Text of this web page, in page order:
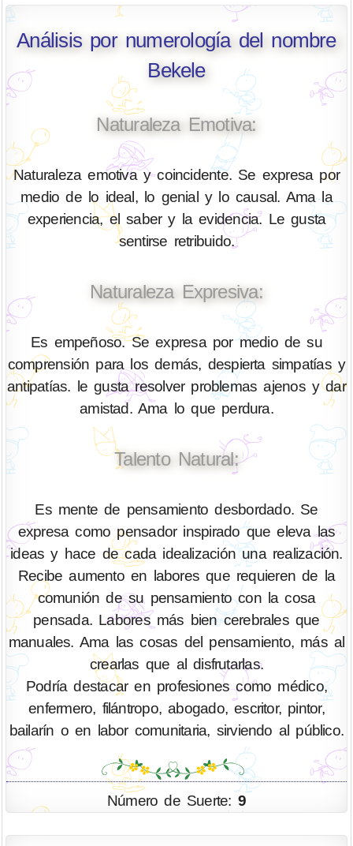
Análisis por numerología del nombre
Bekele
Naturaleza Emotiva:
Naturaleza emotiva y coincidente. Se expresa por
medio de lo ideal, lo genial y lo causal. Ama la
experiencia, el saber y la evidencia. Le gusta
sentirse retribuido.
Naturaleza Expresiva:
Es empeñoso. Se expresa por medio de su
comprensión para los demás, despierta simpatías y
antipatías. le gusta resolver problemas ajenos y dar
amistad. Ama lo que perdura.
Talento Natural:
Es mente de pensamiento desbordado. Se
expresa como pensador inspirado que eleva las
ideas y hace de cada idealización una realización.
Recibe aumento en labores que requieren de la
comunión de su pensamiento con la cosa
pensada. Labores más bien cerebrales que
manuales. Ama las cosas del pensamiento, más al
crearlas que al disfrutarlas.
Podría destacar en profesiones como médico,
enfermero, filántropo, abogado, escritor, pintor,
bailarín o en labor comunitaria, sirviendo al público.
Número de Suerte: 9